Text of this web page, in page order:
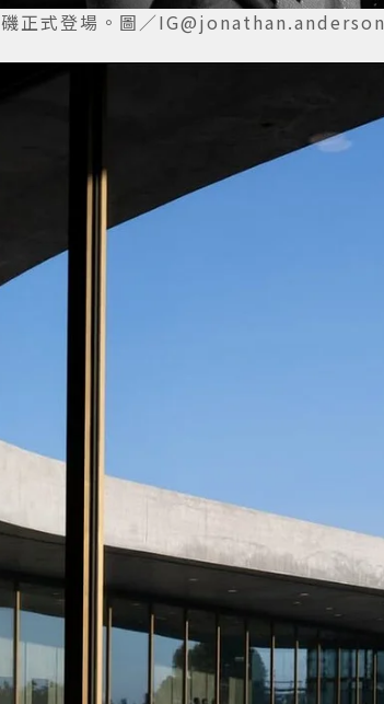
正式登場。圖／IG@jonathan.anderson